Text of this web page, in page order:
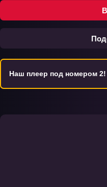
Наш плеер под номером 2!